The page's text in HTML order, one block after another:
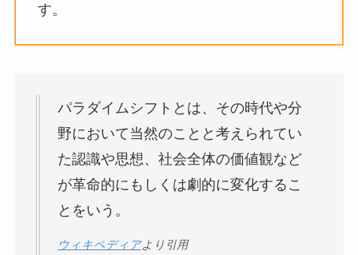
す。
パラダイムシフトとは、その時代や分
野において当然のことと考えられてい
た認識や思想、社会全体の価値観など
が革命的にもしくは劇的に変化するこ
とをいう。
ウィキペディアより引用